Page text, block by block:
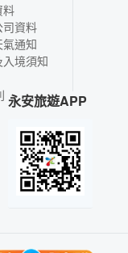
料
資料
通知
境須知
永安旅遊APP